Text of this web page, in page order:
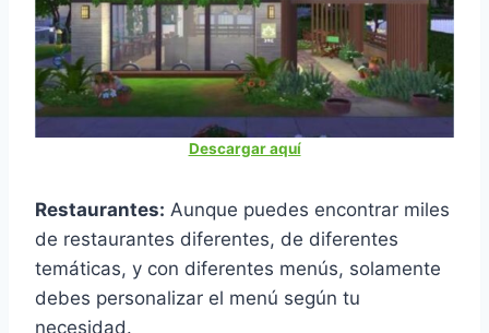
Descargar aquí
Restaurantes: Aunque puedes encontrar miles
de restaurantes diferentes, de diferentes
temáticas, y con diferentes menús, solamente
debes personalizar el menú según tu
necesidad.